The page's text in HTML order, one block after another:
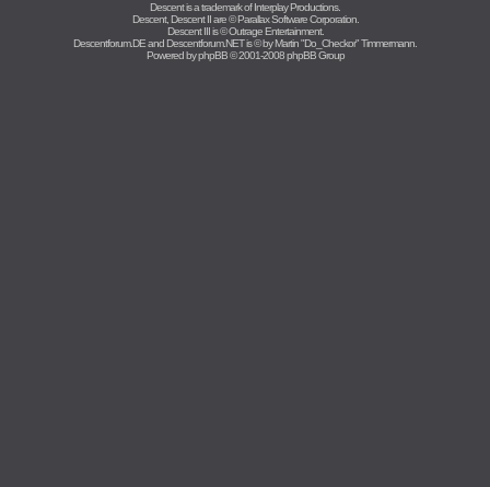
Descent is a trademark ofInterplay Productions.
Descent, Descent II are ©Parallax Software Corporation.
Descent III is ©Outrage Entertainment.
Descentforum.DE and Descentforum.NET is © byMartin "Do_Checkor" Timmermann
Powered byphpBB© 2001-2008 phpBB Group